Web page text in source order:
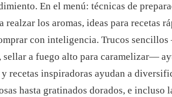
En el menú: técnicas de
realzar los aromas, ideas para recetas
con inteligencia. Trucos
sellar a fuego alto para caramelizar—
recetas inspiradoras ayudan a
hasta gratinados dorados, e incluso